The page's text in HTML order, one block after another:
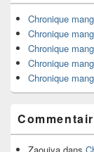
de
widget
pour
barre
latérale
Chronique
Chronique
Chronique
Chronique
Chronique